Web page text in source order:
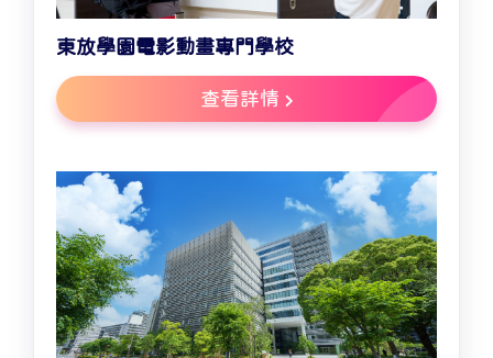
東放學園電影動畫專門學校
查看詳情